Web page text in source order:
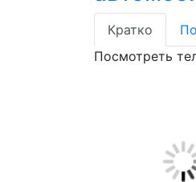
Кратко
Посмотреть